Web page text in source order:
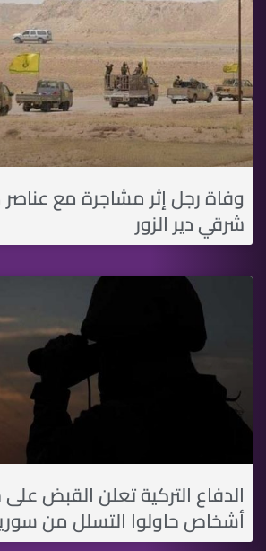
وفاة رجل إثر مشاجرة مع
شرقي دير الزور
الدفاع التركية تعلن القبض
أشخاص حاولوا التسلل من